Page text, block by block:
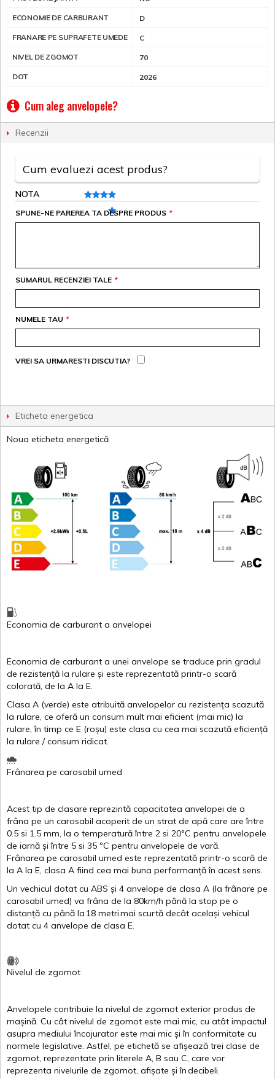
ECONOMIE DE CARBURANT D
FRANARE PE SUPRAFETE UMEDE C
NIVEL DE ZGOMOT 70
DOT 2026
Cum aleg anvelopele?
Recenzii
Cum evaluezi acest produs?
NOTA
*
SPUNE-NE PAREREA TA DESPRE PRODUS
*
SUMARUL RECENZIEI TALE
*
NUMELE TAU
VREI SA URMARESTI DISCUTIA?
Eticheta energetica
Noua eticheta energetică
Economia de carburant a anvelopei
Economia de carburant a unei anvelope se traduce prin gradul
de rezistență la rulare și este reprezentată printr-o scară
colorată, de la A la E.
Clasa A (verde) este atribuită anvelopelor cu rezistența scazută
la rulare, ce oferă un consum mult mai eficient (mai mic) la
rulare,în timp ce E (roșu) este clasa cu cea mai scazută eficiență
la rulare /consum ridicat.
Frânarea pe carosabil umed
Acest tip de clasare reprezintă capacitatea anvelopei de a
frâna pe un carosabil acoperit de un strat de apă care areîntre
0.5 si 1.5 mm, la o temperatură între 2 si 20ºC pentru anvelopele
de iarnă și între 5 si 35 ºC pentru anvelopele de vară.
Frânarea pe carosabil umed este reprezentată printr-o scară de
la A la E, clasa A fiind cea mai buna performanță în acest sens.
Un vechicul dotat cu ABS și 4 anvelope de clasa A (la frânare pe
carosabil umed) va frâna de la 80km/h până la stop pe o
distanță cu până la 18 metrimai scurtă decât același vehicul
dotat cu 4 anvelope de clasa E.
Nivelul de zgomot
Anvelopele contribuie la nivelul de zgomot exterior produs de
mașină. Cu cât nivelul de zgomot este mai mic, cu atât impactul
asupra mediului încojurator este mai mic și în conformitate cu
normele legislative. Astfel, pe etichetă se afișează trei clase de
zgomot, reprezentate prin literele A, B sau C, care vor
reprezenta nivelurile de zgomot, afișate și îndecibeli.